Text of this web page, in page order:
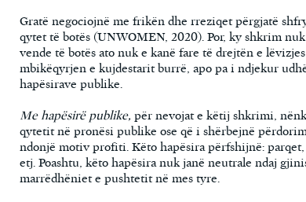
Gratë negociojnë me frikën dhe rreziqet përgjatë
qytet të botës (UNWOMEN, 2020). Por, ky shkrim
vende të botës ato nuk e kanë fare të drejtën e
mbikëqyrjen e kujdestarit burrë, apo pa i ndjekur
hapësirave publike.
Me hapësirë publike,për nevojat e këtij shkrimi,
qytetit në pronësi publike ose që i shërbejnë
ndonjë motiv profiti. Këto hapësira përfshijnë:
etj. Poashtu, këto hapësira nuk janë neutrale ndaj
marrëdhëniet e pushtetit në mes tyre.